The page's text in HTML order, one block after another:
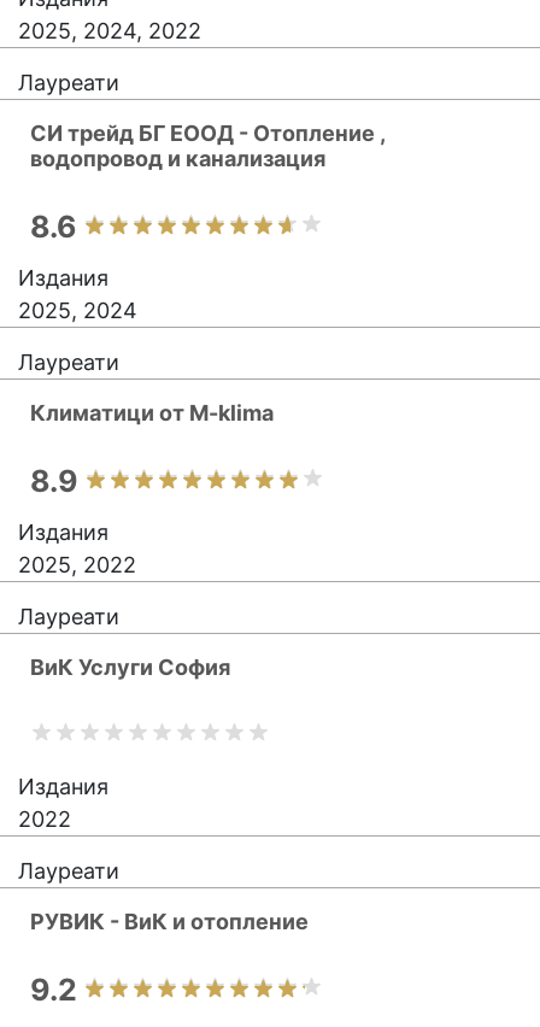
2025, 2024, 2022
Лауреати
СИ трейд БГ ЕООД - Отопление ,
водопровод и канализация
8.6
Издания
2025, 2024
Лауреати
Климатици от M-klima
8.9
Издания
2025, 2022
Лауреати
ВиК Услуги София
Издания
2022
Лауреати
РУВИК - ВиК и oтопление
9.2